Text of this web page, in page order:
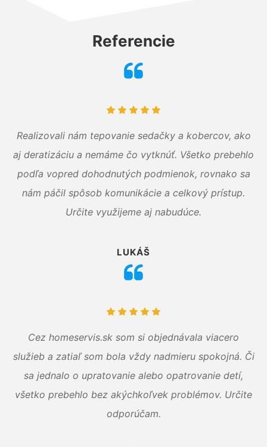
Referencie
Realizovali nám tepovanie sedačky a kobercov, ako
aj deratizáciu a nemáme čo vytknúť. Všetko prebehlo
podľa vopred dohodnutých podmienok, rovnako sa
nám páčil spôsob komunikácie a celkový prístup.
Určite využijeme aj nabudúce.
LUKÁŠ
Cez homeservis.sk som si objednávala viacero
služieb a zatiaľ som bola vždy nadmieru spokojná. Či
sa jednalo o upratovanie alebo opatrovanie detí,
všetko prebehlo bez akýchkoľvek problémov. Určite
odporúčam.